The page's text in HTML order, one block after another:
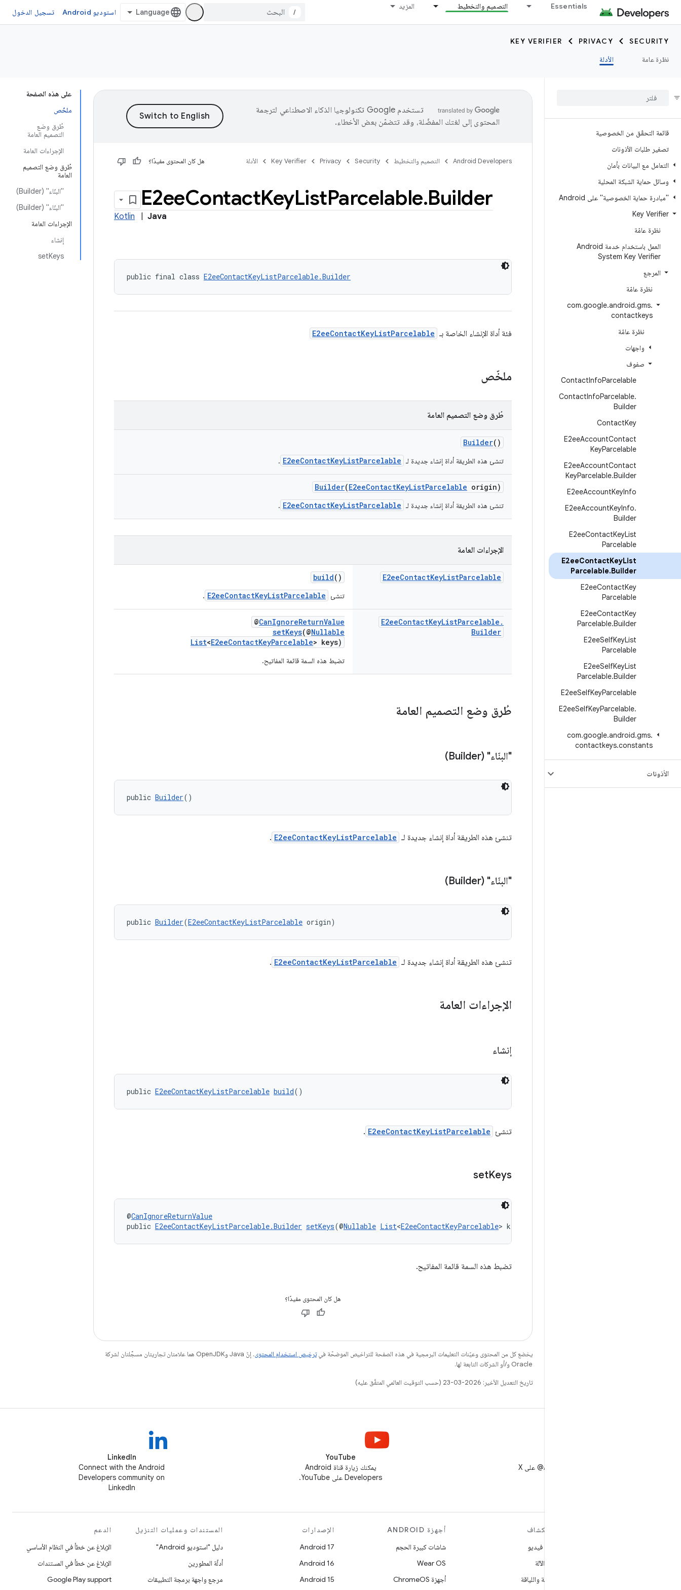
Essentials التصميم والتخطيط المزيد
/ استوديو Android تسجيل الدخول
SECURITY
PRIVACY
KEY VERIFIER
نظرة عامة
الأدلة
قائمة التحقّق من الخصوصية
تصغير طلبات الأذونات
التعامل مع البيانات بأمان
وسائل حماية الشبكة المحلية
"مبادرة حماية الخصوصية" على Android
Key Verifier
نظرة عامّة
العمل باستخدام خدمة Android
System Key Verifier
المرجع
نظرة عامّة
com.google.android.gms.
contactkeys
نظرة عامّة
واجهات
صفوف
ContactInfoParcelable
ContactInfoParcelable.
Builder
ContactKey
E2eeAccountContact
KeyParcelable
E2eeAccountContact
KeyParcelable.Builder
E2eeAccountKeyInfo
E2eeAccountKeyInfo.
Builder
E2eeContactKeyList
Parcelable
E2eeContactKeyList
Parcelable.Builder
E2eeContactKey
Parcelable
E2eeContactKey
Parcelable.Builder
E2eeSelfKeyList
Parcelable
E2eeSelfKeyList
Parcelable.Builder
E2eeSelfKeyParcelable
E2eeSelfKeyParcelable.
Builder
com.google.android.gms.
contactkeys.constants
الأذونات
على هذه الصفحة
ملخّص
طُرق وضع
التصميم العامة
الإجراءات العامة
طُرق وضع التصميم
العامة
"البنّاء" (Builder)
"البنّاء" (Builder)
الإجراءات العامة
إنشاء
setKeys
تستخدم Google تكنولوجيا الذكاء الاصطناعي لترجمة
المحتوى إلى لغتك المفضّلة، وقد تتضمّن بعض الأخطاء.
Android Developers التصميم والتخطيط Security
Privacy
Key Verifier الأدلة هل كان المحتوى مفيدًا؟
E2eeContactKeyListParcelable.Builder
Kotlin Java
public final class E2eeContactKeyListParcelable.Builder
فئة أداة الإنشاء الخاصة بـ E2eeContactKeyListParcelable
ملخّص
طُرق وضع التصميم العامة
Builder()
تنشئ هذه الطريقة أداة إنشاء جديدة لـ E2eeContactKeyListParcelable
.
Builder(E2eeContactKeyListParcelable origin)
تنشئ هذه الطريقة أداة إنشاء جديدة لـ E2eeContactKeyListParcelable
.
الإجراءات العامة
E2eeContactKeyListParcelable
build()
تنشئ E2eeContactKeyListParcelable
.
E2eeContactKeyListParcelable .
Builder
@CanIgnoreReturnValue
setKeys(@Nullable
List<E2eeContactKeyParcelable> keys)
تضبط هذه السمة قائمة المفاتيح.
طُرق وضع التصميم العامة
"البنّاء" (Builder)
public Builder()
تنشئ هذه الطريقة أداة إنشاء جديدة لـ E2eeContactKeyListParcelable
.
"البنّاء" (Builder)
public Builder(E2eeContactKeyListParcelable origin)
تنشئ هذه الطريقة أداة إنشاء جديدة لـ E2eeContactKeyListParcelable
.
الإجراءات العامة
إنشاء
public E2eeContactKeyListParcelable build()
تنشئ E2eeContactKeyListParcelable
.
setKeys
@CanIgnoreReturnValue
public E2eeContactKeyListParcelable.Builder setKeys(@Nullable List<E2eeContactKeyParcelable> keys)
تضبط هذه السمة قائمة المفاتيح.
هل كان المحتوى مفيدًا؟
يخضع كل من المحتوى وعيّنات التعليمات البرمجية في هذه الصفحة للتراخيص الموضحّة فيترخيص استخدام المحتوى
. إنّ Java وOpenJDK هما علامتان تجاريتان مسجَّلتان لشركة
Oracle و/أو الشركات التابعة لها.
تاريخ التعديل الأخير: 2026-03-23 (حسب التوقيت العالمي المتفَّق عليه)
YouTube
يمكنك زيارة قناة Android
Developers على YouTube.
LinkedIn
Connect with the Android
Developers community on
LinkedIn
استكشاف
ألعاب فيديو
تعلُم الآلة
الصحة واللياقة
أجهزة ANDROID
شاشات كبيرة الحجم
Wear OS
أجهزة ChromeOS
الإصدارات
Android 17
Android 16
Android 15
المستندات وعمليات التنزيل
دليل "استوديو Android"
أدلّة المطورين
مرجع واجهة برمجة التطبيقات
الدعم
الإبلاغ عن خطأ في النظام الأساسي
الإبلاغ عن خطأ في المستندات
Google Play support